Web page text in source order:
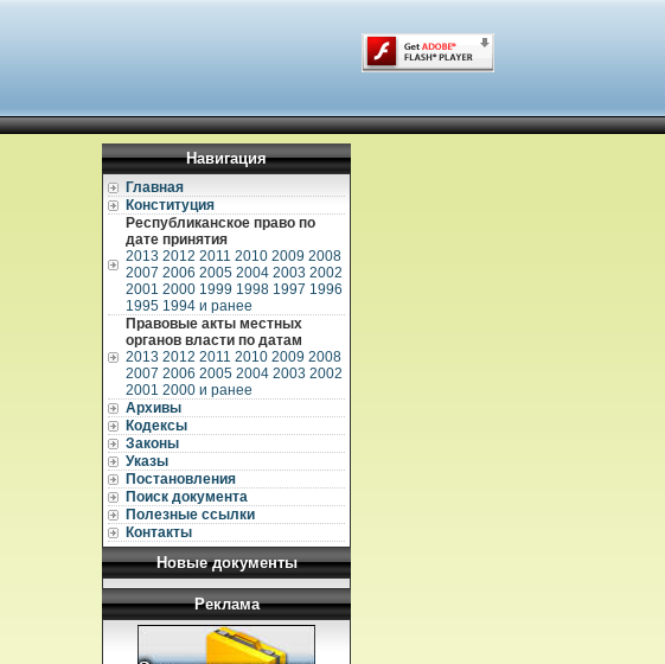
Навигация
Главная
Конституция
Республиканское право по
дате принятия
2013 2012 2011 2010 2009 2008
2007 2006 2005 2004 2003 2002
2001 2000 1999 1998 1997 1996
1995 1994 и ранее
Правовые акты местных
органов власти по датам
2013 2012 2011 2010 2009 2008
2007 2006 2005 2004 2003 2002
2001 2000 и ранее
Архивы
Кодексы
Законы
Указы
Постановления
Поиск документа
Полезные ссылки
Контакты
Новые документы
Реклама